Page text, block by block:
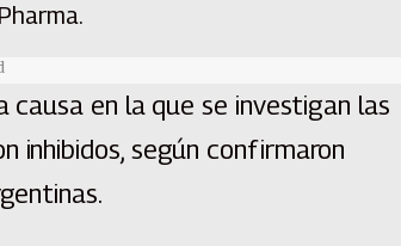
causa en la que se investigan las
inhibidos, según confirmaron